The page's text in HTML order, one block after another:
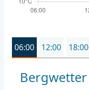
06:00 12:00 18:00
Bergwetter